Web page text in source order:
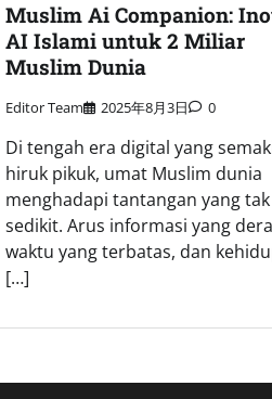
Muslim Ai Companion:
AI Islami untuk 2 Miliar
Muslim Dunia
Editor Team 2025年8月3日 0
Di tengah era digital yang
hiruk pikuk, umat Muslim dunia
menghadapi tantangan yang tak
sedikit. Arus informasi yang
waktu yang terbatas, dan
[…]